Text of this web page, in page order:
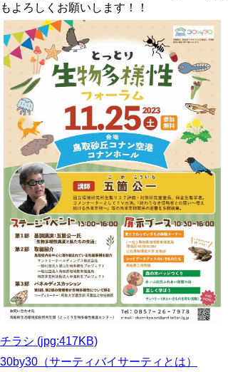
もよろしくお願いします！！
チラシ (jpg:417KB)
30by30 （サーティバイサーティとは）